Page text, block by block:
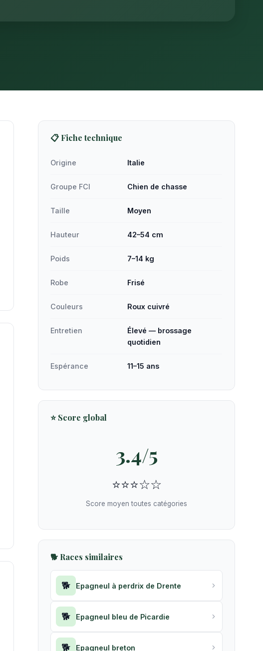
📋 Fiche technique
Origine Italie
Groupe FCI Chien de chasse
Taille Moyen
Hauteur 42–54 cm
Poids 7–14 kg
Robe Frisé
Couleurs Roux cuivré
Entretien
Élevé — brossage
quotidien
Espérance 11–15 ans
⭐ Score global
3.4/5
⭐⭐⭐☆☆
Score moyen toutes catégories
🐕 Races similaires
🐕 Epagneul à perdrix de Drente
🐕 Epagneul bleu de Picardie
🐕 Epagneul breton